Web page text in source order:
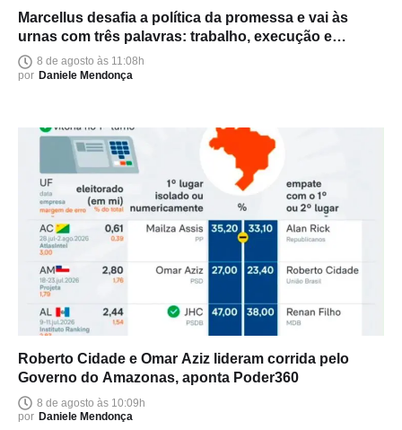
Marcellus desafia a política da promessa e vai às
urnas com três palavras: trabalho, execução e
entrega
8 de agosto às 11:08h
por Daniele Mendonça
Roberto Cidade e Omar Aziz lideram corrida pelo
Governo do Amazonas, aponta Poder360
8 de agosto às 10:09h
por Daniele Mendonça